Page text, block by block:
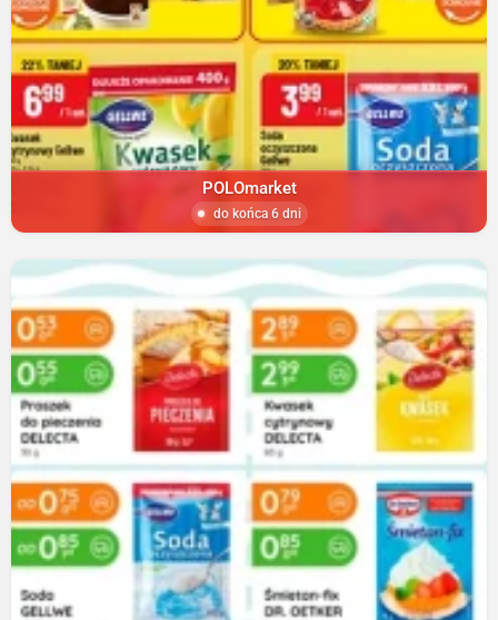
POLOmarket
do końca 6 dni